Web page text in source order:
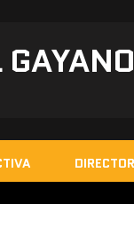
DIRECTOR